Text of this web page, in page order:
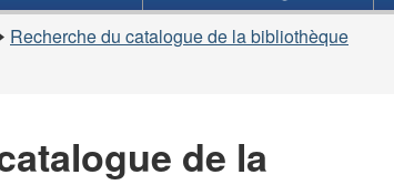
»
Recherche du catalogue de la bibliothèque
de la